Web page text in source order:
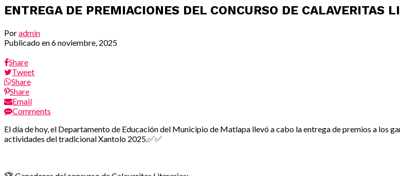
ENTREGA DE PREMIACIONES DEL CONCURSO DE CALAVERITAS
Poradmin
Publicado en6 noviembre, 2025
Share
Tweet
Share
Share
Email
Comments
El día de hoy, el Departamento de Educación del Municipio de Matlapa llevó a cabo la entrega de premios a los
actividades del tradicional Xantolo 2025.✅✅